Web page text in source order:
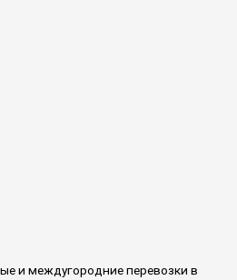
и междугородние перевозки в